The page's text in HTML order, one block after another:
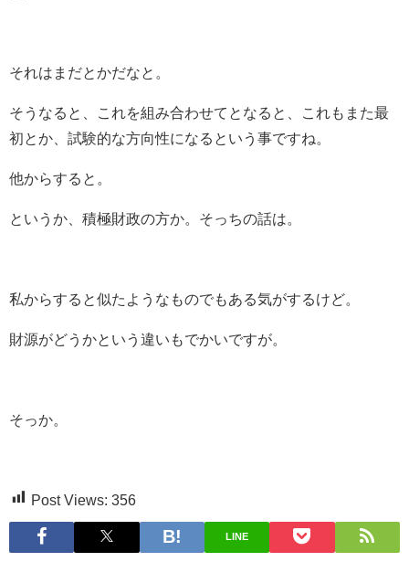
それはまだとかだなと。
そうなると、これを組み合わせてとなると、これもまた最
初とか、試験的な方向性になるという事ですね。
他からすると。
というか、積極財政の方か。そっちの話は。
私からすると似たようなものでもある気がするけど。
財源がどうかという違いもでかいですが。
そっか。
Post Views: 356
LINE